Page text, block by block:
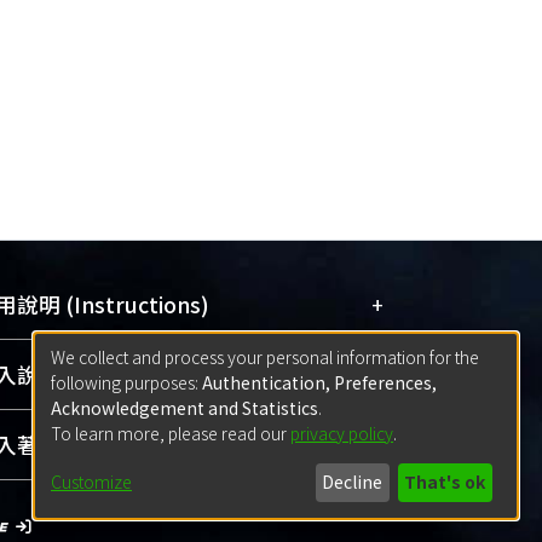
說明 (Instructions) +
站簡介(Quickstart Guide)
用手冊(Instruction Manual)
線上預約服務(Booking Service)
說明 (Sign-in) +
案一：臺灣大學計算機中心帳號登入
C&INC Email Account)
(With ORCID)
著作 (Submission) +
方案一：定期更新ORCID者，以ID匯入
We collect and process your personal information for the
following purposes: Authentication, Preferences,
Acknowledgement and Statistics.
To learn more, please read our privacy policy.
Customize Decline That's ok